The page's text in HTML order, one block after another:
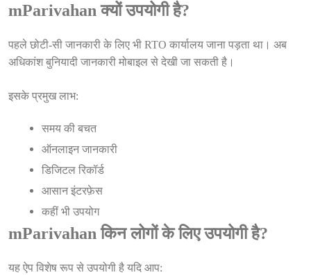
mParivahan क्यों उपयोगी है?
पहले छोटी-सी जानकारी के लिए भी RTO कार्यालय जाना पड़ता था। अब
अधिकांश बुनियादी जानकारी मोबाइल से देखी जा सकती है।
इसके प्रमुख लाभ:
समय की बचत
ऑनलाइन जानकारी
डिजिटल रिकॉर्ड
आसान इंटरफ़ेस
कहीं भी उपयोग
mParivahan किन लोगों के लिए उपयोगी है?
यह ऐप विशेष रूप से उपयोगी है यदि आप: